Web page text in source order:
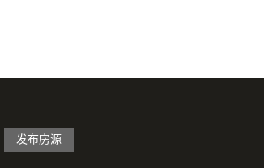
发布房源